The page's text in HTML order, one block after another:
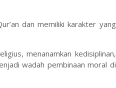
dan memiliki karakter yang
menanamkan kedisiplinan,
wadah pembinaan moral di